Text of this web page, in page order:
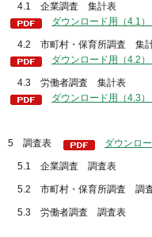
4.1 企業調査 集計表
ダウンロード用（4.1）
4.2 市町村・保育所調査 集
ダウンロード用（4.2）
4.3 労働者調査 集計表
ダウンロード用（4.3）
5 調査表 ダウンロ
5.1 企業調査 調査表
5.2 市町村・保育所調査 調
5.3 労働者調査 調査表